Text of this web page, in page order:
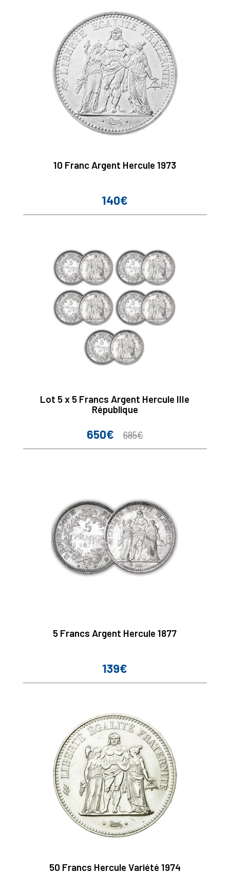
10 Franc Argent Hercule 1973
Prix
140€
Lot 5 x 5 Francs Argent Hercule IIIe
République
Prix
650€
Prix
685€
5 Francs Argent Hercule 1877
Prix
139€
50 Francs Hercule Variété 1974